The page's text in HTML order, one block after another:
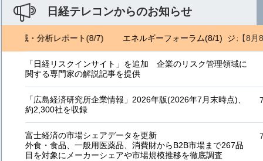
日経テレコンからのお知らせ
【8月
地域・分析レポート(8/7) エネルギーフォーラム(8/1) ジェトロ
「日経リスクインサイト」を追加 企業のリスク管理領域に
関する専門家の解説記事を提供
「広島経済研究所企業情報」2026年版(2026年7月末時点)、
約2,300社を収録
富士経済の市場シェアデータを更新
外食・食品、一般用医薬品、消費財からB2B市場まで267品
目を対象にメーカーシェアや市場規模推移を徹底調査